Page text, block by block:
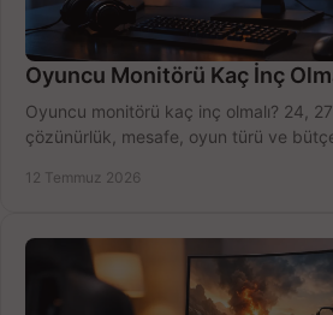
Oyuncu Monitörü Kaç İnç
Oyuncu monitörü kaç inç olmalı? 24,
çözünürlük, mesafe, oyun türü ve
12 Temmuz 2026